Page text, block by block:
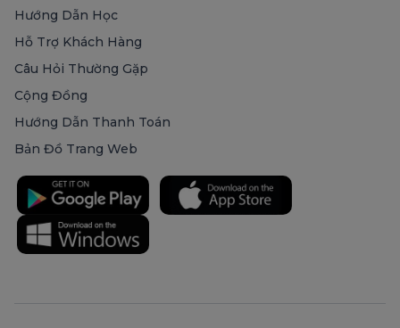
Hướng Dẫn Học
Hỗ Trợ Khách Hàng
Câu Hỏi Thường Gặp
Cộng Đồng
Hướng Dẫn Thanh Toán
Bản Đồ Trang Web